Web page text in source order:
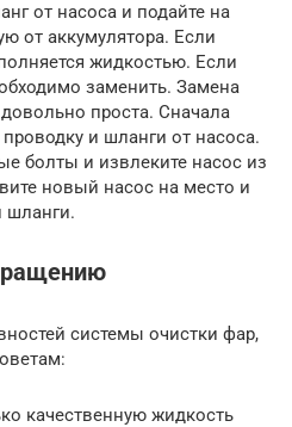
от насоса и подайте на
от аккумулятора. Если
жидкостью. Если
заменить. Замена
проста. Сначала
и шланги от насоса.
болты и извлеките насос из
новый насос на место и
шланги.
системы очистки фар,
качественную жидкость